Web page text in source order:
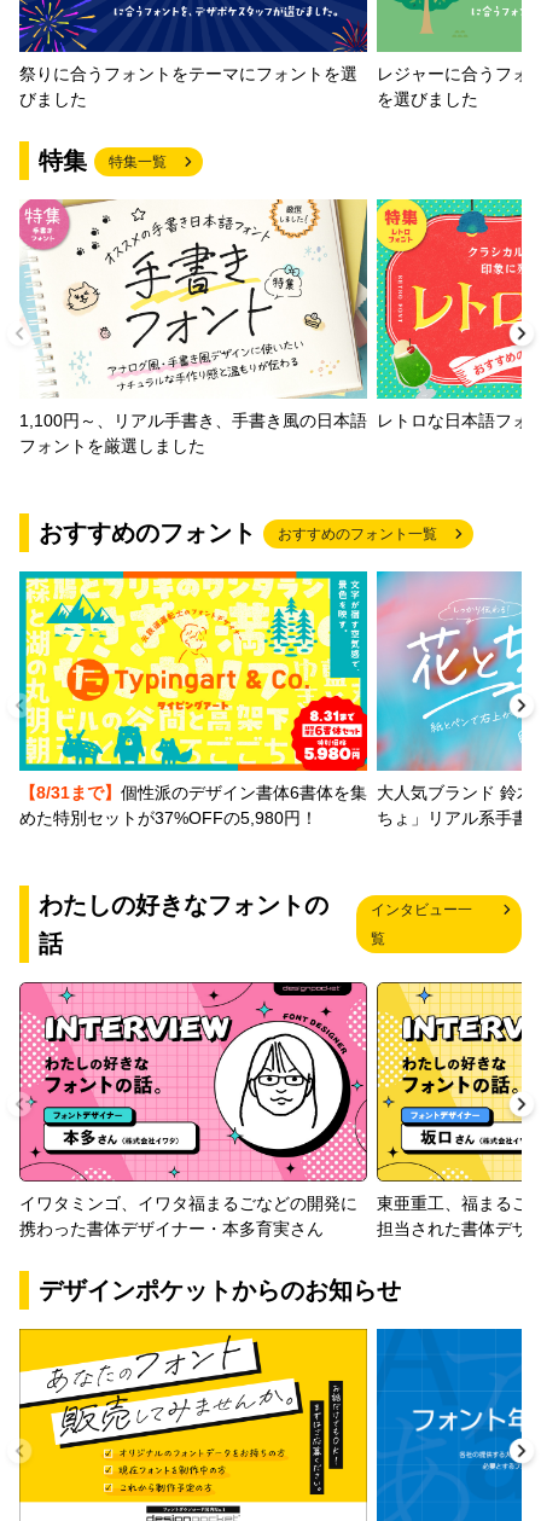
祭りに合うフォントをテーマにフォントを選
びました
レジャーに合うフォ
を選びました
特集 特集一覧
1,100円～、リアル手書き、手書き風の日本語
フォントを厳選しました
レトロな日本語フォ
おすすめのフォント おすすめのフォント一覧
【8/31まで】 個性派のデザイン書体6書体を集
めた特別セットが37%OFFの5,980円！
大人気ブランド 鈴木
ちょ」リアル系手書
わたしの好きなフォントの
話
インタビュー一
覧
イワタミンゴ、イワタ福まるごなどの開発に
携わった書体デザイナー・本多育実さん
東亜重工、福まるご
担当された書体デザ
デザインポケットからのお知らせ